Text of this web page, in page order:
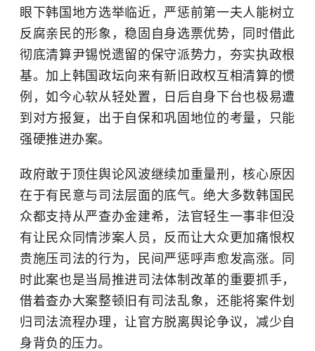
眼下韩国地方选举临近，严惩前第一夫人能树立
反腐亲民的形象，稳固自身选票优势，同时借此
彻底清算尹锡悦遗留的保守派势力，夯实执政根
基。加上韩国政坛向来有新旧政权互相清算的惯
例，如今心软从轻处置，日后自身下台也极易遭
到对方报复，出于自保和巩固地位的考量，只能
强硬推进办案。
政府敢于顶住舆论风波继续加重量刑，核心原因
在于有民意与司法层面的底气。绝大多数韩国民
众都支持从严查办金建希，法官轻生一事非但没
有让民众同情涉案人员，反而让大众更加痛恨权
贵施压司法的行为，民间严惩呼声愈发高涨。同
时此案也是当局推进司法体制改革的重要抓手，
借着查办大案整顿旧有司法乱象，还能将案件划
归司法流程办理，让官方脱离舆论争议，减少自
身背负的压力。